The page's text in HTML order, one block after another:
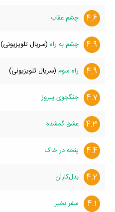
4.6 چشم عقاب
4.9 چشم به راه (سریال تلویزیونی)
4.9 راه سوم (سریال تلویزیونی)
4.7 جنگجوی پیروز
4.3 عشق گمشده
4.4 پنجه در خاک
4.2 بدل‌کاران
4.1 سفر بخیر